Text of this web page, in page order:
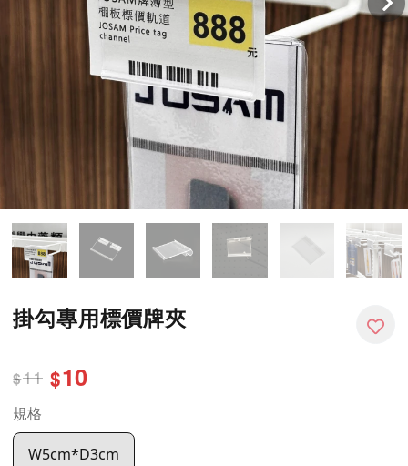
掛勾專用標價牌夾
$11 $10
規格
W5cm*D3cm